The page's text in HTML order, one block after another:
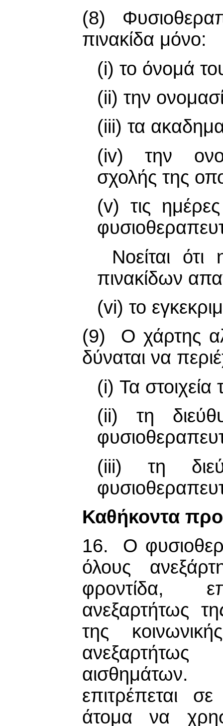
(8)
πινακίδα μόνο:
(i) το όνομά
(ii) την
(iii) τα
(iv) την
σχολής της
(v) τις
Νοείται
πινακίδων
(vi) το
(9) Ο χάρτης
δύναται να
(i) Τα στοιχεία
(ii) τη
(iii) τη
Καθήκοντα
16. Ο
όλους
φροντίδα,
ανεξαρτήτως
της
επιτρέπεται
άτομα να